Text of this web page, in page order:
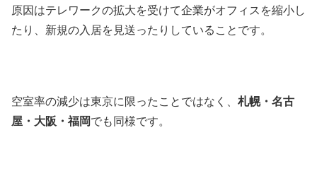
原因はテレワークの拡大を受けて企業がオフィスを縮小し
たり、新規の入居を見送ったりしていることです。
空室率の減少は東京に限ったことではなく、 札幌・名古
屋・大阪・福岡でも同様です。